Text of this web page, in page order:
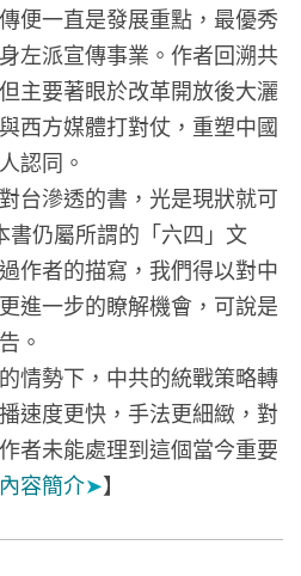
便一直是發展重點，最優秀
左派宣傳事業。作者回溯共
主要著眼於改革開放後大灑
西方媒體打對仗，重塑中國
認同。
台滲透的書，光是現狀就可
書仍屬所謂的「六四」文
作者的描寫，我們得以對中
進一步的瞭解機會，可說是
。
情勢下，中共的統戰策略轉
速度更快，手法更細緻，對
者未能處理到這個當今重要
內容簡介➤】